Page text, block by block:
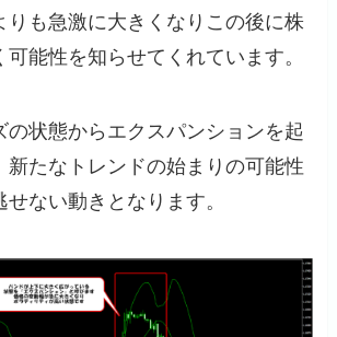
りも急激に大きくなりこの後に株
能性を知らせてくれています。
の状態からエクスパンションを起
新たなトレンドの始まりの可能性
ない動きとなります。